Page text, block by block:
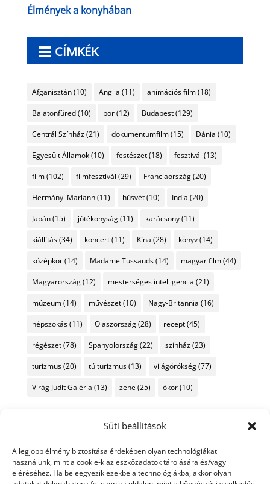
Süti beállítások
A legjobb élmény biztosítása érdekében olyan technológiákat
használunk, mint a cookie-k az eszközadatok tárolására és/vagy
eléréséhez. Ha beleegyezik ezekbe a technológiákba, akkor olyan
Élmények a konyhában
CÍMKÉK
Afganisztán(10) Anglia (11) animációs film(18)
Balatonfüred(10) bor(12) Budapest(129)
Centrál Színház(21) dokumentumfilm(15) Dánia (10)
Egyesült Államok(10) festészet(18) fesztivál (13)
film(102) filmfesztivál (29) Franciaország(20)
Hermányi Mariann(11) húsvét(10) India (20)
Japán(15) jótékonyság(11) karácsony(11)
kiállítás(34) koncert(11) Kína (28) könyv(14)
középkor(14) Madame Tussauds(14) magyar film(44)
Magyarország(12) mesterséges intelligencia (21)
múzeum(14) művészet(10) Nagy-Britannia (16)
népszokás(11) Olaszország(28) recept(45)
régészet(78) Spanyolország(22) színház(23)
turizmus(20) túlturizmus(13) világörökség(77)
Virág Judit Galéria (13) zene (25) ókor(10)